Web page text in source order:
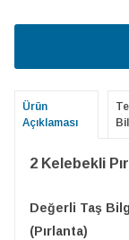
Ürün
Açıklaması
2 Kelebekli
Değerli Taş
(Pırlanta)